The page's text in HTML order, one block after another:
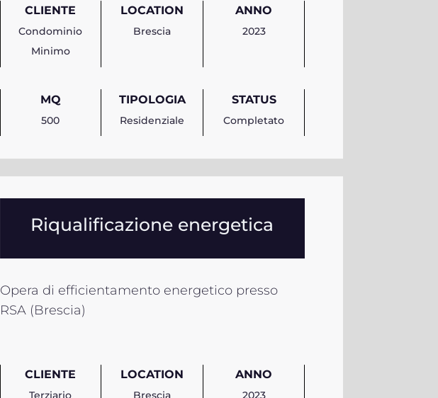
CLIENTE
Condominio
Minimo
LOCATION
Brescia
ANNO
2023
MQ
500
TIPOLOGIA
Residenziale
STATUS
Completato
Riqualificazione energetica
Opera di efficientamento energetico presso
RSA (Brescia)
CLIENTE LOCATION ANNO